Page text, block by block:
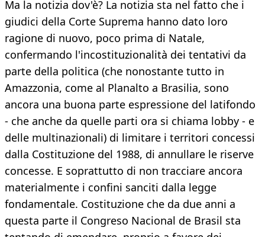
Ma la notizia dov'è? La notizia sta nel fatto che i
giudici della Corte Suprema hanno dato loro
ragione di nuovo, poco prima di Natale,
confermando l'incostituzionalità dei tentativi da
parte della politica (che nonostante tutto in
Amazzonia, come al Planalto a Brasilia, sono
ancora una buona parte espressione del latifondo
- che anche da quelle parti ora si chiama lobby - e
delle multinazionali) di limitare i territori concessi
dalla Costituzione del 1988, di annullare le riserve
concesse. E soprattutto di non tracciare ancora
materialmente i confini sanciti dalla legge
fondamentale. Costituzione che da due anni a
questa parte il Congreso Nacional de Brasil sta